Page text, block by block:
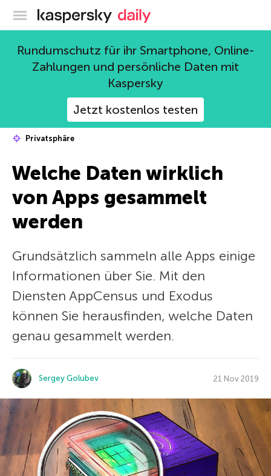
Offizieller Blog von Kaspersky
Rundumschutz für ihr Smartphone, Online-
Zahlungen und persönliche Daten mit
Kaspersky
Jetzt kostenlos testen
Privatsphäre
Welche Daten wirklich
von Apps gesammelt
werden
Grundsätzlich sammeln alle Apps einige
Informationen über Sie. Mit den
Diensten AppCensus und Exodus
können Sie herausfinden, welche Daten
genau gesammelt werden.
Sergey Golubev 21 Nov 2019